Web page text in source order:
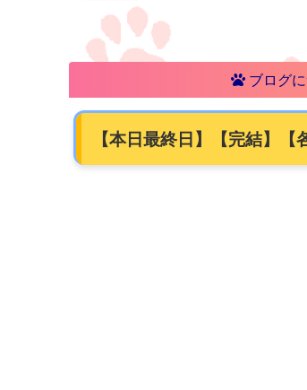
ブログ
【本日最終日】【完結】